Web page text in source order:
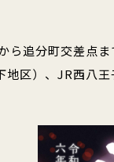
追分町交差点ま
区）、JR西八王